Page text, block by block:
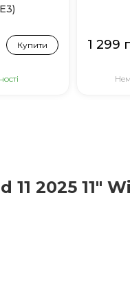
Купити 1 299
11 2025 11"